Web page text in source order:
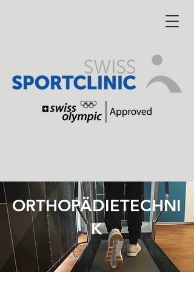
ORTHOPÄDIETECHNI
K